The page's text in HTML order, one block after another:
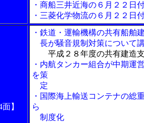
・商船三井近海の６月２２日
・三菱化学物流の６月２２日
】
・鉄道・運輸機構の共有船舶
長が騒音規制対策について
平成２８年度の共有建造
・内航タンカー組合が中期運
を策
定
・国際海上輸送コンテナの総
ら
制度化